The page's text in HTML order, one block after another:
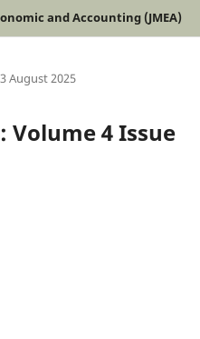
and Accounting (JMEA)
August 2025
Volume 4 Issue